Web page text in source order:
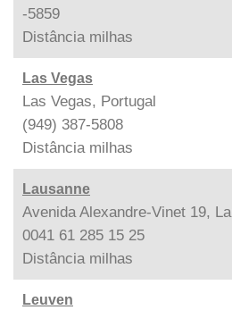
-5859
Distância milhas
Las Vegas
Las Vegas, Portugal
(949) 387-5808
Distância milhas
Lausanne
Avenida Alexandre-Vinet 19,
0041 61 285 15 25
Distância milhas
Leuven